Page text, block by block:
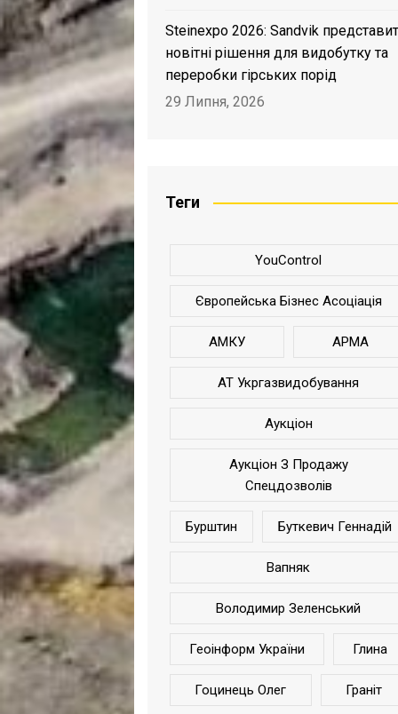
Steinexpo 2026: Sandvik
новітні рішення для видобутку та
переробки гірських порід
29 Липня, 2026
Теги
YouControl
Європейська Бізнес Асоціація
АМКУ АРМА
АТ Укргазвидобування
Аукціон
Аукціон З Продажу
Спецдозволів
Бурштин Буткевич Геннадій
Вапняк
Володимир Зеленський
Геоінформ України Глина
Гоцинець Олег Граніт